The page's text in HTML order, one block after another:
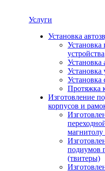
Услуги
Установка
Установка
устройства
Установка
Установка
Установка
Протяжка
Изготовление
корпусов и
подиумов
(твитеры)